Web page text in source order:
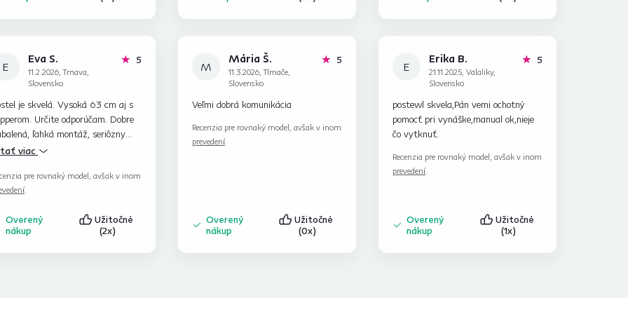
E
Eva S.
11.2.2026, Trnava,
Slovensko
5hviezdičiek
je skvelá. Vysoká 63 cm aj s
Určite odporúčam. Dobre
ľahká montáž, seriôzny
čo vytknúť.
viac
pre rovnaký model, avšak v inom
.
Overený
nákup
Užitočné
(2x)
M
Mária Š.
11.3.2026, Tlmače,
Slovensko
5hviezdičiek
Veľmi dobrá komunikácia
Recenzia pre rovnaký model, avšak v inom
prevedení.
Overený
nákup
Užitočné
(0x)
E
Erika B.
21.11.2025, Valaliky,
Slovensko
5hviezdičiek
postewl skvela,Pán vemi ochotný
pomocť pri vynáške,manual ok,nieje
čo vytknuť.
Recenzia pre rovnaký model, avšak v inom
prevedení.
Overený
nákup
Užitočné
(1x)